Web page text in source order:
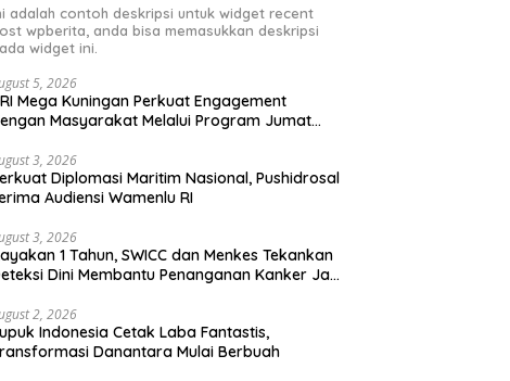
adalah contoh deskripsi untuk widget recent
wpberita, anda bisa memasukkan deskripsi
widget ini.
5, 2026
Mega Kuningan Perkuat Engagement
Masyarakat Melalui Program Jumat
3, 2026
Diplomasi Maritim Nasional, Pushidrosal
Audiensi Wamenlu RI
3, 2026
1 Tahun, SWICC dan Menkes Tekankan
Dini Membantu Penanganan Kanker Jadi
2, 2026
Indonesia Cetak Laba Fantastis,
Danantara Mulai Berbuah